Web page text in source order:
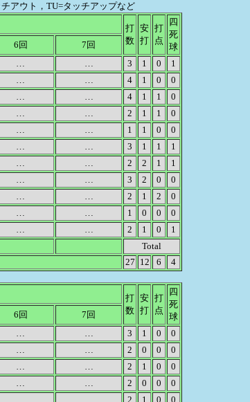
アウト，TU=タッチアップなど
打
数
安
打
打
点
四
死
球
6回
7回
… … 3 1 0
1
… … 4 1 0
0
… … 4 1 1 0
… … 2 1 1
0
… … 1 1 0
0
… … 3 1 1
1
… … 2 2 1
1
… … 3 2 0 0
… … 2 1 2
0
… … 1 0 0
0
… … 2 1 0
1
Total
27 12 6 4
打
数
安
打
打
点
四
死
球
6回
7回
… … 3 1 0
0
… … 2 0 0
0
… … 2 1 0
0
… … 2 0 0
0
2 1 0 0